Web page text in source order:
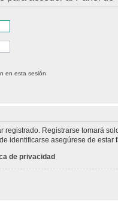
en esta sesión
registrado. Registrarse tomará
identificarse asegúrese de
de privacidad